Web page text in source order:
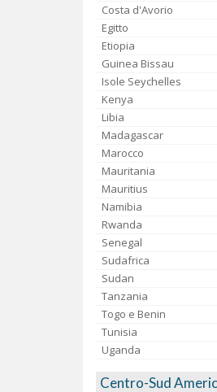
Costa d'Avorio
Egitto
Etiopia
Guinea Bissau
Isole Seychelles
Kenya
Libia
Madagascar
Marocco
Mauritania
Mauritius
Namibia
Rwanda
Senegal
Sudafrica
Sudan
Tanzania
Togo e Benin
Tunisia
Uganda
Centro-Sud